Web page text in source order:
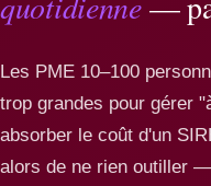
Les PME 10–100
trop grandes pour gérer
absorber le coût d'un
alors de ne rien outiller